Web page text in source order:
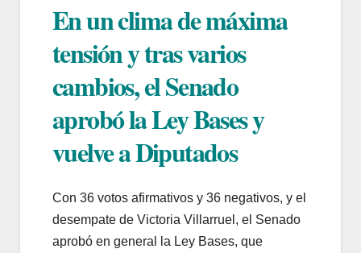
En un clima de máxima
tensión y tras varios
cambios, el Senado
aprobó la Ley Bases y
vuelve a Diputados
Con 36 votos afirmativos y 36 negativos, y el
desempate de Victoria Villarruel, el Senado
aprobó en general la Ley Bases, que